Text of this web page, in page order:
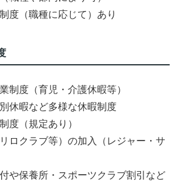
度（職種に応じて）あり
制度（育児・介護休暇等）
休暇など多様な休暇制度
度（規定あり）
ロクラブ等）の加入（レジャー・サ
や保養所・スポーツクラブ割引など